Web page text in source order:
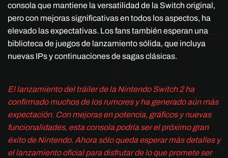
consola que mantiene la versatilidad de la Switch original,
pero con mejoras significativas en todos los aspectos, ha
elevado las expectativas. Los fans también esperan una
biblioteca de juegos de lanzamiento sólida, que incluya
nuevas IPs y continuaciones de sagas clásicas.
El lanzamiento del tráiler de la Nintendo Switch 2 ha
confirmado muchos de los rumores y ha generado aún más
expectación. Con mejoras en potencia, gráficos y nuevas
funcionalidades, esta consola podría ser el próximo gran
éxito de Nintendo. Ahora sólo queda esperar más detalles y
el lanzamiento oficial para disfrutar de lo que promete ser